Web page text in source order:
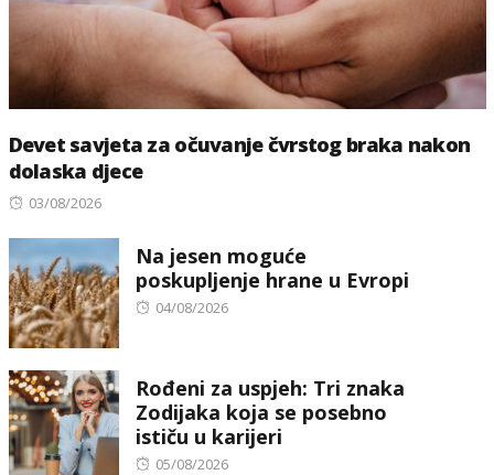
Devet savjeta za očuvanje čvrstog braka nakon
dolaska djece
Posted
03/08/2026
Na jesen moguće
poskupljenje hrane u Evropi
Posted
04/08/2026
Rođeni za uspjeh: Tri znaka
Zodijaka koja se posebno
ističu u karijeri
Posted
05/08/2026